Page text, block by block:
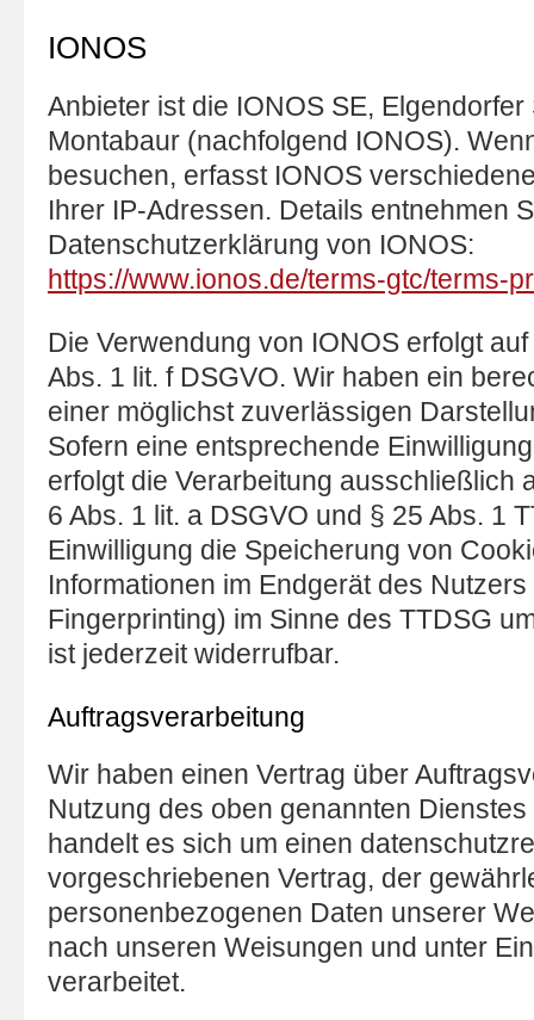
IONOS
Anbieter ist die IONOS SE, Elgendorfer
Montabaur (nachfolgend IONOS).
besuchen, erfasst IONOS
Ihrer IP-Adressen. Details entnehmen
Datenschutzerklärung von IONOS:
https://www.ionos.de/terms-gtc/terms-
Die Verwendung von IONOS erfolgt
Abs. 1 lit. f DSGVO. Wir haben ein
einer möglichst zuverlässigen
Sofern eine entsprechende
erfolgt die Verarbeitung ausschließlich
6 Abs. 1 lit. a DSGVO und § 25 Abs. 1
Einwilligung die Speicherung von
Informationen im Endgerät des
Fingerprinting) im Sinne des TTDSG
ist jederzeit widerrufbar.
Auftragsverarbeitung
Wir haben einen Vertrag über
Nutzung des oben genannten
handelt es sich um einen
vorgeschriebenen Vertrag, der
personenbezogenen Daten unserer
nach unseren Weisungen und unter
verarbeitet.